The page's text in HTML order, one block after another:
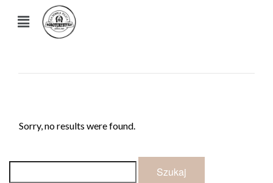
Sorry, no results were found.